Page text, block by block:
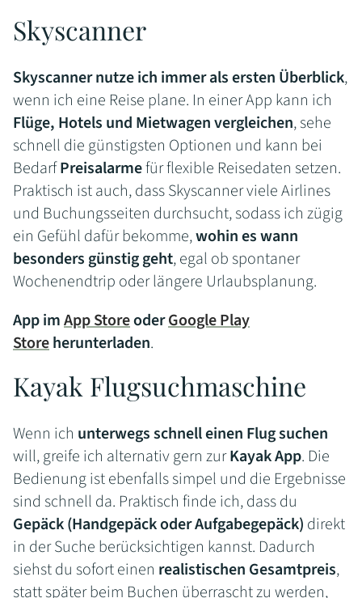
Skyscanner
Skyscanner nutze ich immer als ersten Überblick,
wenn ich eine Reise plane. In einer App kann ich
Flüge, Hotels und Mietwagen vergleichen, sehe
schnell die günstigsten Optionen und kann bei
BedarfPreisalarmefür flexible Reisedaten setzen.
Praktisch ist auch, dass Skyscanner viele Airlines
und Buchungsseiten durchsucht, sodass ich zügig
ein Gefühl dafür bekomme,wohin es wann
besonders günstig geht, egal ob spontaner
Wochenendtrip oder längere Urlaubsplanung.
App imApp StoreoderGoogle Play
Storeherunterladen.
Kayak Flugsuchmaschine
Wenn ich unterwegs schnell einen Flug suchen
will, greife ich alternativ gern zurKayak App. Die
Bedienung ist ebenfalls simpel und die Ergebnisse
sind schnell da. Praktisch finde ich, dass du
Gepäck (Handgepäck oder Aufgabegepäck) direkt
in der Suche berücksichtigen kannst. Dadurch
siehst du sofort einen realistischen Gesamtpreis,
statt später beim Buchen überrascht zu werden,